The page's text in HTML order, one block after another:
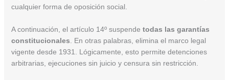
cualquier forma de oposición social.
A continuación, el artículo 14º suspende todas las garantías
constitucionales. En otras palabras, elimina el marco legal
vigente desde 1931. Lógicamente, esto permite detenciones
arbitrarias, ejecuciones sin juicio y censura sin restricción.